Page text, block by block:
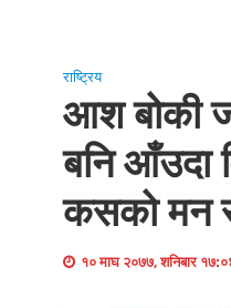
राष्ट्रिय
आश बोकी
बनि आँउदा
कसको मन
१० माघ २०७७, शनिबार